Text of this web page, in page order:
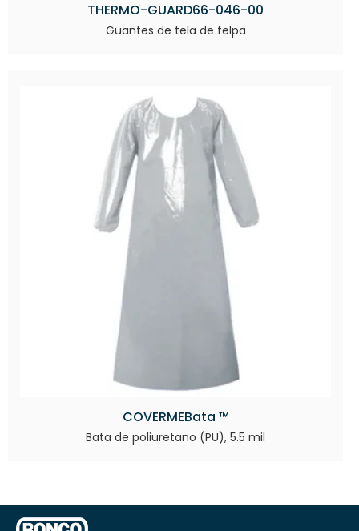
THERMO-GUARD66-046-00
Guantes de tela de felpa
COVERMEBata ™
Bata de poliuretano (PU), 5.5 mil